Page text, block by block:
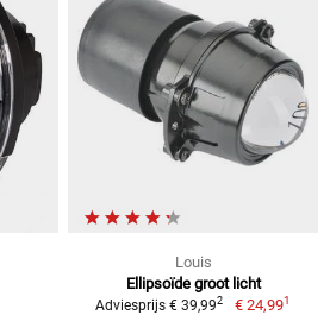
Louis
Ellipsoïde groot licht
Adviesprijs € 39,992 € 24,991